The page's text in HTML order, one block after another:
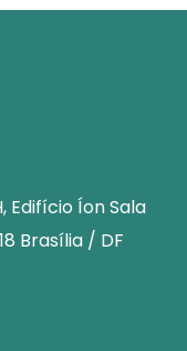
Edifício Íon Sala
Brasília / DF